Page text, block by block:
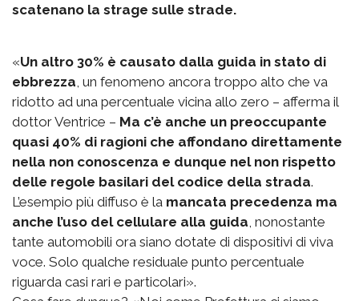
scatenano la strage sulle strade.
«Un altro 30% è causato dalla guida in stato di
ebbrezza , un fenomeno ancora troppo alto che va
ridotto ad una percentuale vicina allo zero – afferma il
dottor Ventrice – Ma c’è anche un preoccupante
quasi 40% di ragioni che affondano direttamente
nella non conoscenza e dunque nel non rispetto
delle regole basilari del codice della strada.
L’esempio più diffuso è la mancata precedenza ma
anche l’uso del cellulare alla guida , nonostante
tante automobili ora siano dotate di dispositivi di viva
voce. Solo qualche residuale punto percentuale
riguarda casi rari e particolari».